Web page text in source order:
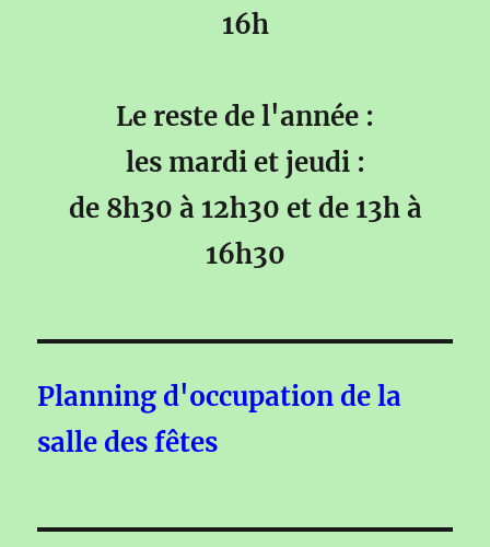
16h
Le reste de l'année :
les mardi et jeudi :
de 8h30 à 12h30 et de 13h à
16h30
Planning d'occupation de la
salle des fêtes